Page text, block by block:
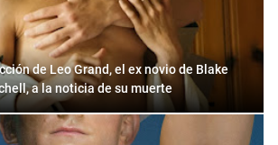
de Leo Grand, el ex novio de Blake
a la noticia de su muerte